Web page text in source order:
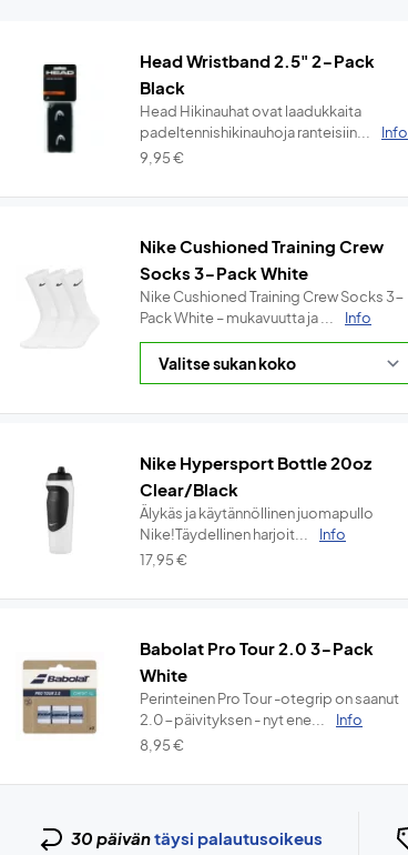
Head Wristband 2.5" 2-Pack
Black
Head Hikinauhat ovat laadukkaita
padeltennishikinauhoja ranteisiin...
Info
9,95€
Nike Cushioned Training Crew
Socks 3-Pack White
Nike Cushioned Training Crew Socks 3-
Pack White – mukavuutta ja ...
Info
Nike Hypersport Bottle 20oz
Clear/Black
Älykäs ja käytännöllinen juomapullo
Nike!Täydellinen harjoit...
Info
17,95€
Babolat Pro Tour 2.0 3-Pack
White
Perinteinen Pro Tour -otegrip on saanut
2.0-päivityksen - nyt ene...
Info
8,95€
30 päiväntäysi palautusoikeus